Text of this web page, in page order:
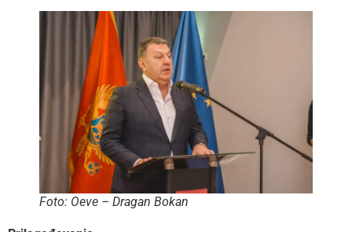
Foto: Oeve – Dragan Bokan